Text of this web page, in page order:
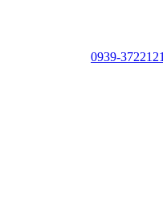
0939-3722121